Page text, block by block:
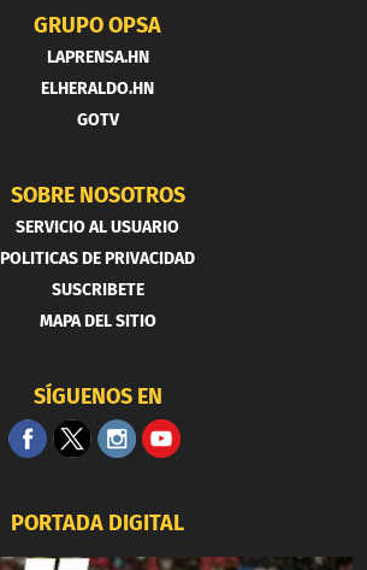
GRUPO OPSA
LAPRENSA.HN
ELHERALDO.HN
GOTV
SOBRE NOSOTROS
SERVICIO AL USUARIO
POLITICAS DE PRIVACIDAD
SUSCRIBETE
MAPA DEL SITIO
SÍGUENOS EN
PORTADA DIGITAL